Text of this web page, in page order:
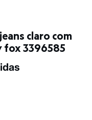
fox 3396585